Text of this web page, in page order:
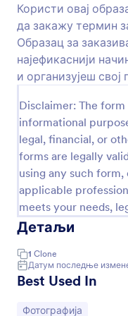
Користи овај
да закажу термин
Образац за
најефикаснији
и организујеш свој
Disclaimer: The
informational
legal, financial, or
forms are legally
using any such
applicable
meets your needs,
Детаљи
1 Clone
Датум последње
Best Used In
Иди на категорију:
Фотографија